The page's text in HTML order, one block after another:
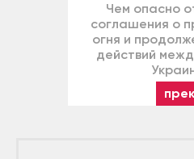
Чем опасно
соглашения о
огня и
действий